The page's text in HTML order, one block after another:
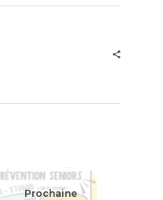
Prochaine